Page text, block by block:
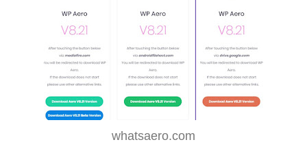
whatsaero.com